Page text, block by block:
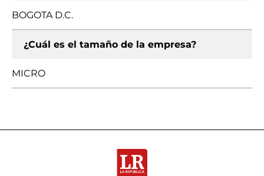
BOGOTA D.C.
¿Cuál es el tamaño de la empresa?
MICRO